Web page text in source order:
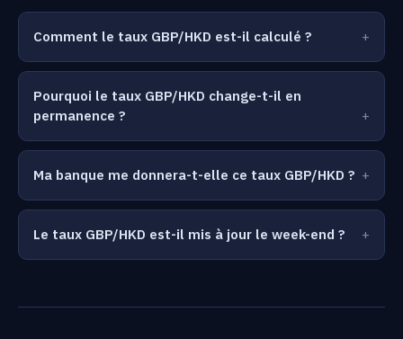
Comment le taux GBP/HKD est-il calculé ?
Pourquoi le taux GBP/HKD change-t-il en
permanence ?
Ma banque me donnera-t-elle ce taux GBP/HKD ?
Le taux GBP/HKD est-il mis à jour le week-end ?